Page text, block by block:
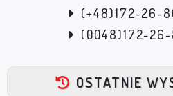
(+48)172-26-
(0048)172-
OSTATNIE